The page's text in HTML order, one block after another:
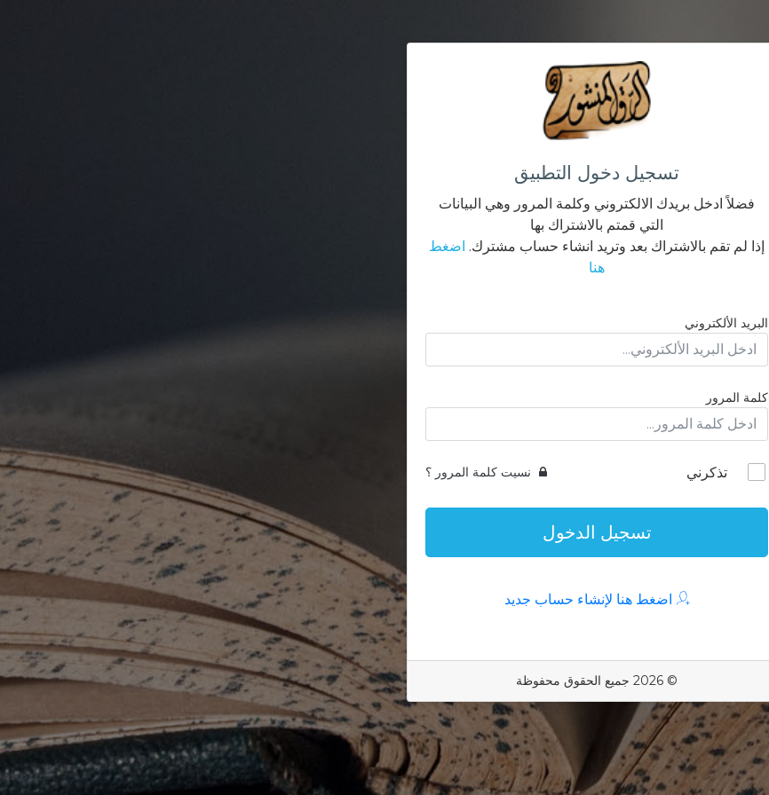
تسجيل دخول التطبيق
فضلاً ادخل بريدك الالكتروني وكلمة المرور وهي البيانات
التي قمتم بالاشتراك بها
إذا لم تقم بالاشتراك بعد وتريد انشاء حساب مشترك. اضغط
هنا
البريد الألكتروني
كلمة المرور
تذكرني نسيت كلمة المرور ؟
تسجيل الدخول
اضغط هنا لإنشاء حساب جديد
© 2026 جميع الحقوق محفوظة